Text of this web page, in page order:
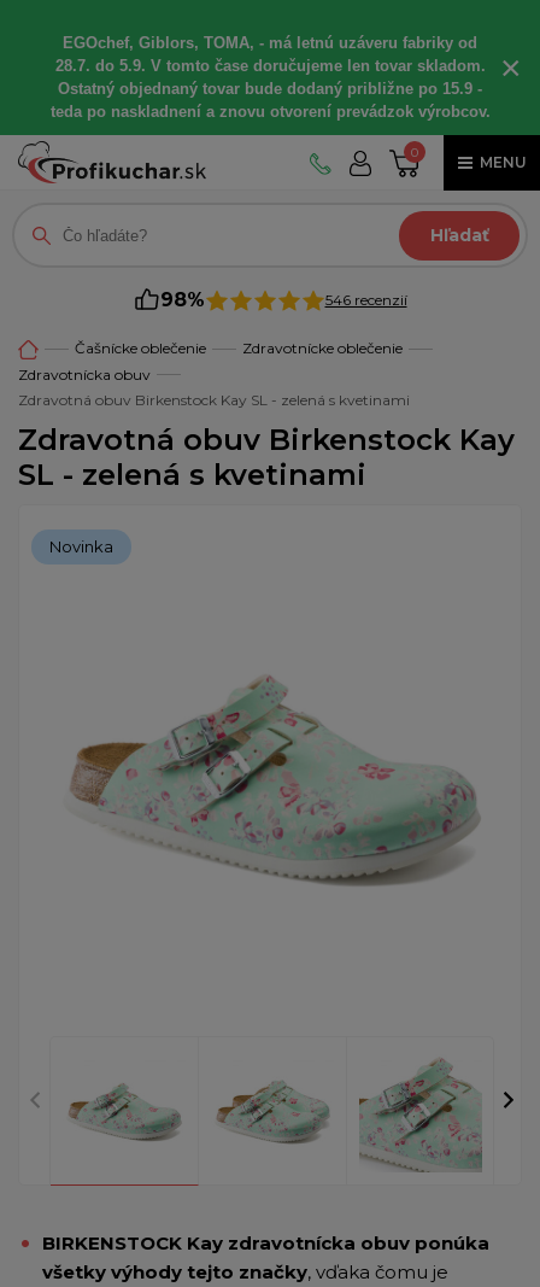
EGOchef, Giblors, TOMA, - má letnú uzáveru fabriky od
28.7. do 5.9. V tomto čase doručujeme len tovar skladom.
Ostatný objednaný tovar bude dodaný približne po 15.9 -
teda po naskladnení a znovu otvorení prevádzok výrobcov.
×
0
MENU
Hľadať
98% 546 recenzií
Čašnícke oblečenie
Zdravotnícke oblečenie
Zdravotnícka obuv
Zdravotná obuv Birkenstock Kay SL - zelená s kvetinami
Zdravotná obuv Birkenstock Kay
SL - zelená s kvetinami
Novinka
BIRKENSTOCK Kay zdravotnícka obuv ponúka
všetky výhody tejto značky, vďaka čomu je